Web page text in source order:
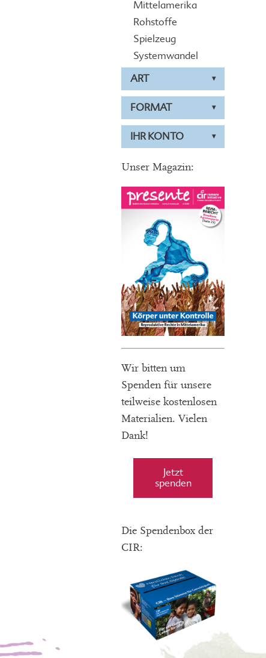
Mittelamerika
Rohstoffe
Spielzeug
Systemwandel
ART
FORMAT
IHR KONTO
Unser Magazin:
Wir bitten um
Spenden für unsere
teilweise kostenlosen
Materialien. Vielen
Dank!
Jetzt
spenden
Die Spendenbox der
CIR: